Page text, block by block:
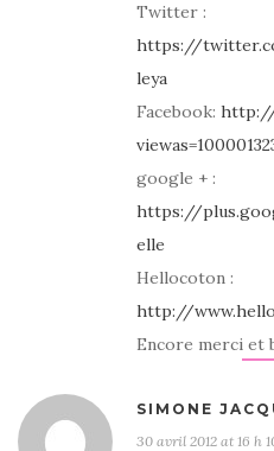
Twitter :
https://
leya
Facebook: http://
google + :
https://
elle
Hellocoton :
http://
Encore merci et
SIMONE
30 avril 2012 at 16 h